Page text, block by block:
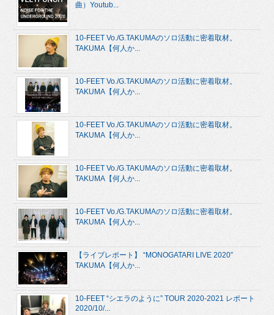
曲）Youtub...
10-FEET Vo./G.TAKUMAのソロ活動に密着取材。
TAKUMA【何人か...
10-FEET Vo./G.TAKUMAのソロ活動に密着取材。
TAKUMA【何人か...
10-FEET Vo./G.TAKUMAのソロ活動に密着取材。
TAKUMA【何人か...
10-FEET Vo./G.TAKUMAのソロ活動に密着取材。
TAKUMA【何人か...
10-FEET Vo./G.TAKUMAのソロ活動に密着取材。
TAKUMA【何人か...
【ライブレポート】 “MONOGATARI LIVE 2020”
TAKUMA【何人か...
10-FEET “シエラのように” TOUR 2020-2021 レポート
2020/10/...